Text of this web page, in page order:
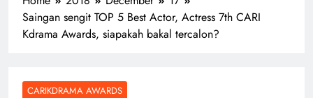
Saingan sengit TOP 5 Best Actor, Actress 7th CARI
Kdrama Awards, siapakah bakal tercalon?
CARIKDRAMA AWARDS